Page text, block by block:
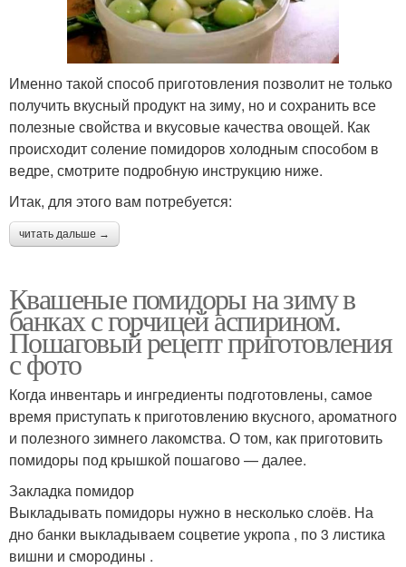
Именно такой способ приготовления позволит не только
получить вкусный продукт на зиму, но и сохранить все
полезные свойства и вкусовые качества овощей. Как
происходит соление помидоров холодным способом в
ведре, смотрите подробную инструкцию ниже.
Итак, для этого вам потребуется:
читать дальше →
Квашеные помидоры на зиму в
банках с горчицей аспирином.
Пошаговый рецепт приготовления
с фото
Когда инвентарь и ингредиенты подготовлены, самое
время приступать к приготовлению вкусного, ароматного
и полезного зимнего лакомства. О том, как приготовить
помидоры под крышкой пошагово — далее.
Закладка помидор
Выкладывать помидоры нужно в несколько слоёв. На
дно банки выкладываем соцветие укропа , по 3 листика
вишни и смородины .